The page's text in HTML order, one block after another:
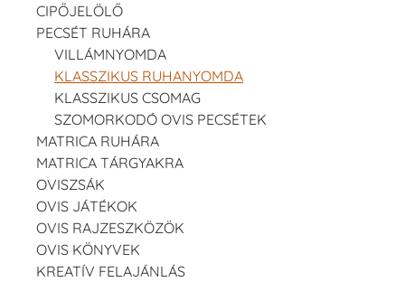
CIPŐJELÖLŐ
PECSÉT RUHÁRA
VILLÁMNYOMDA
KLASSZIKUS RUHANYOMDA
KLASSZIKUS CSOMAG
SZOMORKODÓ OVIS PECSÉTEK
MATRICA RUHÁRA
MATRICA TÁRGYAKRA
OVISZSÁK
OVIS JÁTÉKOK
OVIS RAJZESZKÖZÖK
OVIS KÖNYVEK
KREATÍV FELAJÁNLÁS